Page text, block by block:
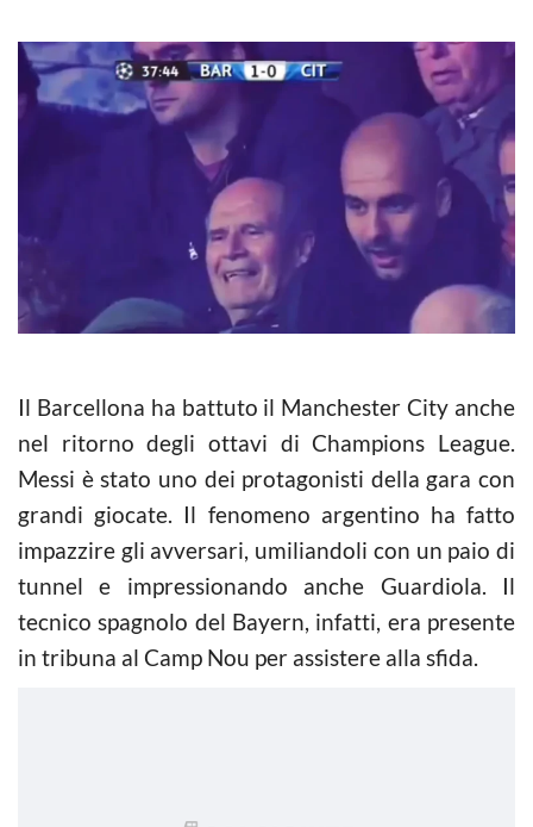
Il Barcellona ha battuto il Manchester City anche
nel ritorno degli ottavi di Champions League.
Messi è stato uno dei protagonisti della gara con
grandi giocate. Il fenomeno argentino ha fatto
impazzire gli avversari, umiliandoli con un paio di
tunnel e impressionando anche Guardiola. Il
tecnico spagnolo del Bayern, infatti, era presente
in tribuna al Camp Nou per assistere alla sfida.